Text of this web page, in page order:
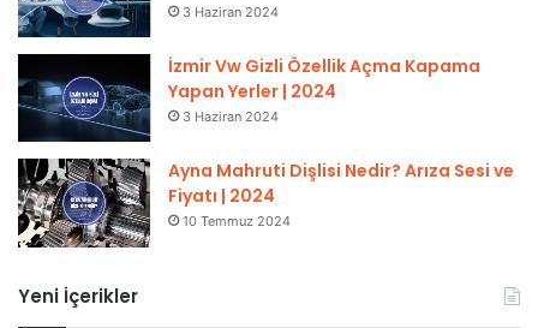
3 Haziran 2024
İzmir Vw Gizli Özellik Açma Kapama
Yapan Yerler | 2024
3 Haziran 2024
Ayna Mahruti Dişlisi Nedir? Arıza Sesi ve
Fiyatı | 2024
10 Temmuz 2024
Yeni İçerikler